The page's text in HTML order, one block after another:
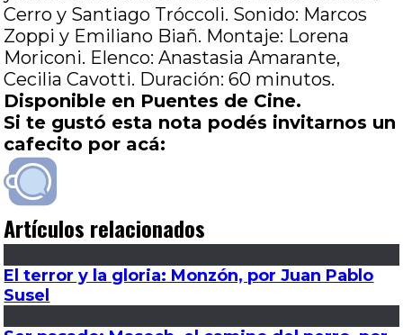
Cerro y Santiago Tróccoli. Sonido: Marcos
Zoppi y Emiliano Biañ. Montaje: Lorena
Moriconi. Elenco: Anastasia Amarante,
Cecilia Cavotti. Duración: 60 minutos.
Disponible en Puentes de Cine.
Si te gustó esta nota podés invitarnos un
cafecito por acá:
Artículos relacionados
El terror y la gloria: Monzón, por Juan Pablo
Susel